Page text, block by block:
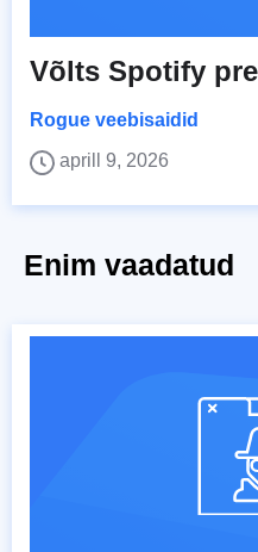
Võlts Spotify
Rogue veebisaidid
aprill 9, 2026
Enim vaadatud